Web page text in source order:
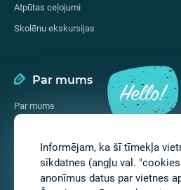
Atpūtas ceļojumi
Skolēnu ekskursijas
Par mums
Par mums
Kontakti
Sekojiet mums
Informējam, ka šī tīmekļa
sīkdatnes (angļu val.
anonīmus datus par vietnes